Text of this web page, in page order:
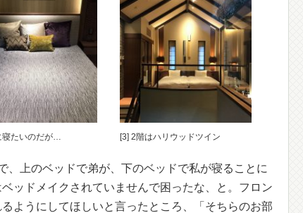
寝たいのだが… [3] 2階はハリウッドツイン
、上のベッドで弟が、下のベッドで私が寝ることに
ッドメイクされていませんで困ったな、と。フロン
ようにしてほしいと言ったところ、「そちらのお部